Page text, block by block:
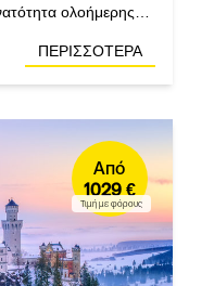
ολοήμερης
ΠΕΡΙΣΣΟΤΕΡΑ
Από
1029 €
Τιμή με φόρους